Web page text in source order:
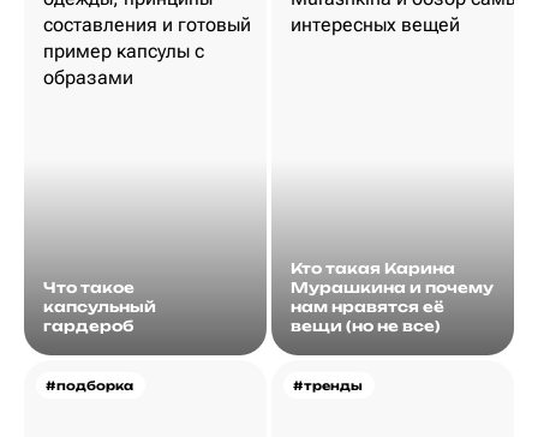
Что такое
капсульный
гардероб
Кто такая Карина
Мурашкина и почему
нам нравятся её
вещи (но не все)
#подборка #тренды